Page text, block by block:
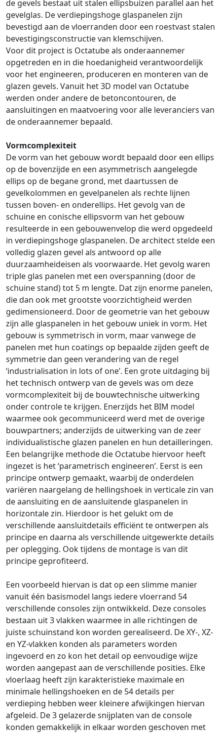
de gevels bestaat uit stalen ellipsbuizen parallel aan het
gevelglas. De verdiepingshoge glaspanelen zijn
bevestigd aan de vloerranden door een roestvast stalen
bevestigingsconstructie van klemschijven.
Voor dit project is Octatube als onderaannemer
opgetreden en in die hoedanigheid verantwoordelijk
voor het engineeren, produceren en monteren van de
glazen gevels. Vanuit het 3D model van Octatube
werden onder andere de betoncontouren, de
aansluitingen en maatvoering voor alle leveranciers van
de onderaannemer bepaald.
Vormcomplexiteit
De vorm van het gebouw wordt bepaald door een ellips
op de bovenzijde en een asymmetrisch aangelegde
ellips op de begane grond, met daartussen de
gevelkolommen en gevelpanelen als rechte lijnen
tussen boven- en onderellips. Het gevolg van de
schuine en conische ellipsvorm van het gebouw
resulteerde in een gebouwenvelop die werd opgedeeld
in verdiepingshoge glaspanelen. De architect stelde een
volledig glazen gevel als antwoord op alle
duurzaamheideisen als voorwaarde. Het gevolg waren
triple glas panelen met een overspanning (door de
schuine stand) tot 5 m lengte. Dat zijn enorme panelen,
die dan ook met grootste voorzichtigheid werden
gedimensioneerd. Door de geometrie van het gebouw
zijn alle glaspanelen in het gebouw uniek in vorm. Het
gebouw is symmetrisch in vorm, maar vanwege de
panelen met hun coatings op bepaalde zijden geeft de
symmetrie dan geen verandering van de regel
‘industrialisation in lots of one’. Een grote uitdaging bij
het technisch ontwerp van de gevels was om deze
vormcomplexiteit bij de bouwtechnische uitwerking
onder controle te krijgen. Enerzijds het BIM model
waarmee ook gecommuniceerd werd met de overige
bouwpartners; anderzijds de uitwerking van de zeer
individualistische glazen panelen en hun detailleringen.
Een belangrijke methode die Octatube hiervoor heeft
ingezet is het ‘parametrisch engineeren’. Eerst is een
principe ontwerp gemaakt, waarbij de onderdelen
variëren naargelang de hellingshoek in verticale zin van
de aansluiting en de aansluitende glaspanelen in
horizontale zin. Hierdoor is het gelukt om de
verschillende aansluitdetails efficiënt te ontwerpen als
principe en daarna als verschillende uitgewerkte details
per oplegging. Ook tijdens de montage is van dit
principe geprofiteerd.
Een voorbeeld hiervan is dat op een slimme manier
vanuit één basismodel langs iedere vloerrand 54
verschillende consoles zijn ontwikkeld. Deze consoles
bestaan uit 3 vlakken waarmee in alle richtingen de
juiste schuinstand kon worden gerealiseerd. De XY-, XZ-
en YZ-vlakken konden als parameters worden
ingevoerd en zo kon het detail op eenvoudige wijze
worden aangepast aan de verschillende posities. Elke
vloerlaag heeft zijn karakteristieke maximale en
minimale hellingshoeken en de 54 details per
verdieping hebben weer kleinere afwijkingen hiervan
afgeleid. De 3 gelazerde snijplaten van de console
konden gemakkelijk in elkaar worden geschoven met